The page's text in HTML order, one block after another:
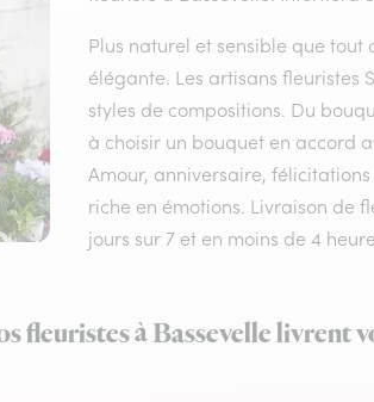
Plus naturel et sensible que
élégante. Les artisans fleuristes
styles de compositions. Du
à choisir un bouquet en accord
Amour, anniversaire,
riche en émotions. Livraison de
jours sur 7 et en moins de 4
fleuristes à Bassevelle livrent